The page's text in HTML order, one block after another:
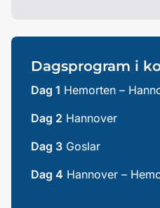
Dagsprogram i
Dag 1 Hemorten –
Dag 2 Hannover
Dag 3 Goslar
Dag 4 Hannover –